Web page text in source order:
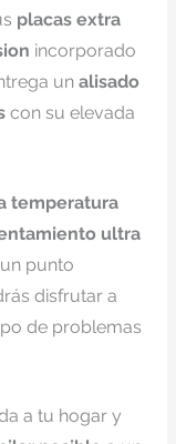
placas extra
incorporado
un alisado
con su elevada
temperatura
ultra
punto
disfrutar a
de problemas
a tu hogar y